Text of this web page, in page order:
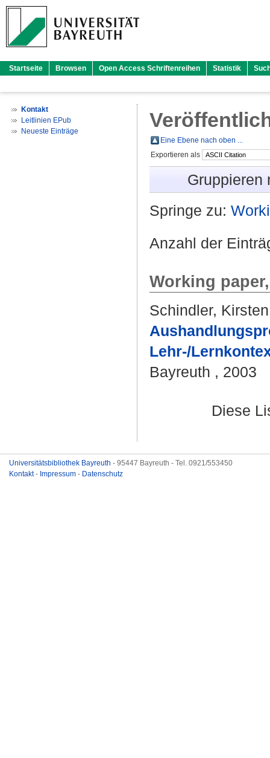
Startseite Browsen Open Access Schriftenreihen Statistik
Kontakt
Leitlinien EPub
Neueste Einträge
Eine Ebene nach oben ...
Exportieren als
Gruppieren
Springe zu:
Anzahl der
Working
Schindler, Kirsten
Lehr-/
Bayreuth , 2003
Diese
Universitätsbibliothek Bayreuth - 95447 Bayreuth - Tel. 0921/553450
Kontakt- Impressum - Datenschutz